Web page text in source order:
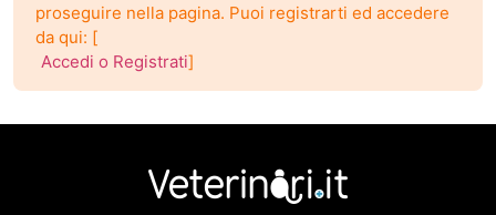
proseguire nella pagina. Puoi registrarti ed accedere
da qui: [
Accedi o Registrati]